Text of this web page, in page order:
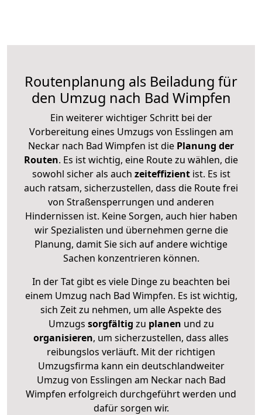
Routenplanung als Beiladung für
den Umzug nach Bad Wimpfen
Ein weiterer wichtiger Schritt bei der
Vorbereitung eines Umzugs von Esslingen am
Neckar nach Bad Wimpfen ist die Planung der
Routen. Es ist wichtig, eine Route zu wählen, die
sowohl sicher als auch zeiteffizientist. Es ist
auch ratsam, sicherzustellen, dass die Route frei
von Straßensperrungen und anderen
Hindernissen ist. Keine Sorgen, auch hier haben
wir Spezialisten und übernehmen gerne die
Planung, damit Sie sich auf andere wichtige
Sachen konzentrieren können.
In der Tat gibt es viele Dinge zu beachten bei
einem Umzug nach Bad Wimpfen. Es ist wichtig,
sich Zeit zu nehmen, um alle Aspekte des
Umzugs sorgfältig zu planen und zu
organisieren, um sicherzustellen, dass alles
reibungslos verläuft. Mit der richtigen
Umzugsfirma kann ein deutschlandweiter
Umzug von Esslingen am Neckar nach Bad
Wimpfen erfolgreich durchgeführt werden und
dafür sorgen wir.